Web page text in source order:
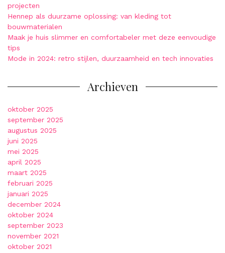
projecten
Hennep als duurzame oplossing: van kleding tot
bouwmaterialen
Maak je huis slimmer en comfortabeler met deze eenvoudige
tips
Mode in 2024: retro stijlen, duurzaamheid en tech innovaties
Archieven
oktober 2025
september 2025
augustus 2025
juni 2025
mei 2025
april 2025
maart 2025
februari 2025
januari 2025
december 2024
oktober 2024
september 2023
november 2021
oktober 2021